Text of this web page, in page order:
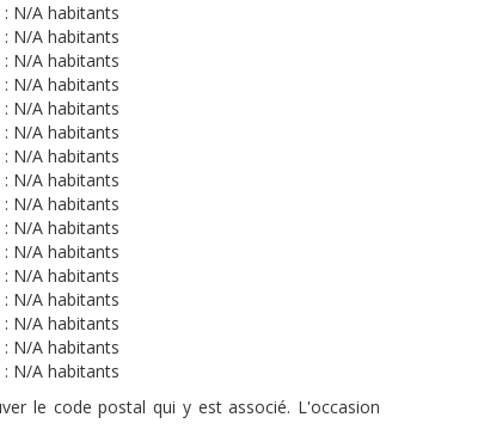
: N/A habitants
: N/A habitants
: N/A habitants
: N/A habitants
: N/A habitants
: N/A habitants
: N/A habitants
: N/A habitants
: N/A habitants
: N/A habitants
: N/A habitants
: N/A habitants
: N/A habitants
: N/A habitants
: N/A habitants
: N/A habitants
le code postal qui y est associé. L'occasion